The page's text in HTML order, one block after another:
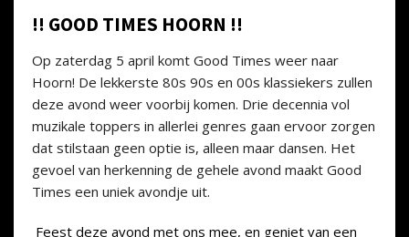
!! GOOD TIMES HOORN !!
Op zaterdag 5 april komt Good Times weer naar
Hoorn! De lekkerste 80s 90s en 00s klassiekers zullen
deze avond weer voorbij komen. Drie decennia vol
muzikale toppers in allerlei genres gaan ervoor zorgen
dat stilstaan geen optie is, alleen maar dansen. Het
gevoel van herkenning de gehele avond maakt Good
Times een uniek avondje uit.
Feest deze avond met ons mee, en geniet van een